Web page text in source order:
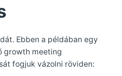
Ebben a példában egy
growth meeting
fogjuk vázolni röviden: